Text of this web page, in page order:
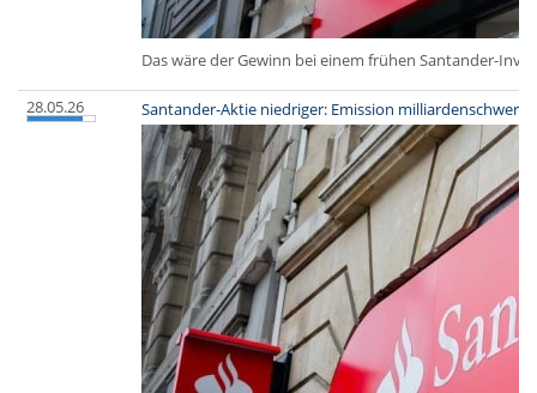
Das wäre der Gewinn bei einem frühen Santander-
28.05.26 Santander-Aktie niedriger: Emission